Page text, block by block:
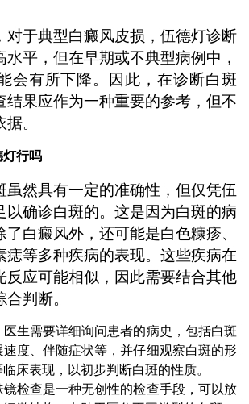
对于典型白癜风皮损，伍德灯诊断
平，但在早期或不典型病例中，
会有所下降。因此，在诊断白斑
结果应作为一种重要的参考，但不
。
灯行吗
虽然具有一定的准确性，但仅凭伍
以确诊白斑的。这是因为白斑的病
白癜风外，还可能是白色糠疹、
痣等多种疾病的表现。这些疾病在
反应可能相似，因此需要结合其他
判断。
医生需要详细询问患者的病史，包括白斑
度、伴随症状等，并仔细观察白斑的形
床表现，以初步判断白斑的性质。
镜检查是一种无创性的检查手段，可以放